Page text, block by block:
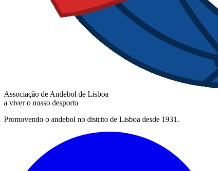
Associação de Andebol de Lisboa
a viver o nosso desporto
Promovendo o andebol no distrito de Lisboa desde 1931.